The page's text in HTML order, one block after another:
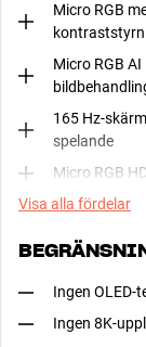
Micro RGB
Micro RGB
165 Hz-
spelande
Micro RGB
Visa alla fördelar
Ingen OLED-
Ingen 8K-